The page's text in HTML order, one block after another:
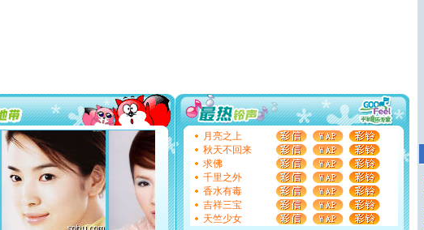
你太多，只有给你五千万：千万快乐！千万要健康！千万
要平安！千万要知足！千万不要忘记我！
[圣诞节]不只这样的日子才会想起你,而是这样的日子才
能正大光明地骚扰你,告诉你,圣诞要快乐!新年要快乐!天天
都要快乐噢!
[圣诞节]奉上一颗祝福的心,在这个特别的日子里,愿幸福,
如意,快乐,鲜花,一切美好的祝愿与你同在.圣诞快乐!
[元旦]
看到你我会触电；看不到你我要充电；没有你我会
断电。爱你是我职业，想你是我事业，抱你是我特长，吻
你是我专业！水晶之恋祝你新年快乐
月亮之上
秋天不回来
求佛
千里之外
香水有毒
吉祥三宝
天竺少女